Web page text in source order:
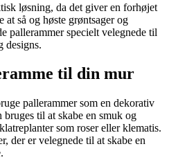
løsning, da det giver en forhøjet
at så og høste grøntsager og
pallerammer specielt velegnede til
designs.
til din mur
pallerammer som en dekorativ
til at skabe en smuk og
som roser eller klematis.
der er velegnede til at skabe en